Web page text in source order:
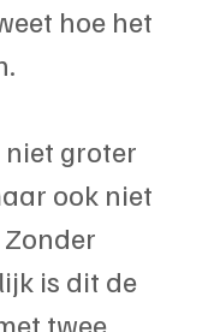
hoe het
groter
ook niet
Zonder
is dit de
twee